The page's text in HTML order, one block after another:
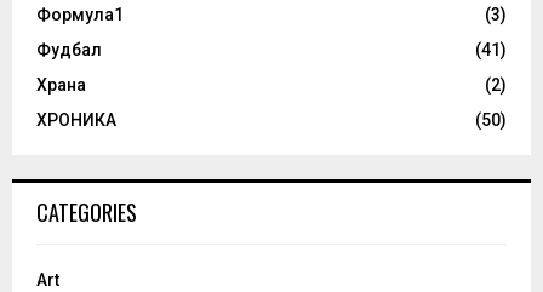
Формула1
(3)
Фудбал
(41)
Храна
(2)
ХРОНИКА
(50)
CATEGORIES
Art